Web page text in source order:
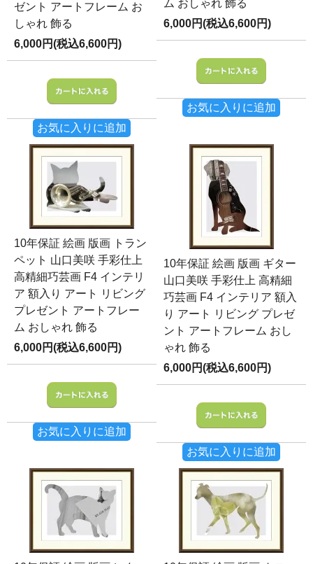
ゼント アートフレーム お
しゃれ 飾る
6,000円(税込6,600円)
お気に入りに追加
ム おしゃれ 飾る
6,000円(税込6,600円)
お気に入りに追加
10年保証 絵画 版画 トラン
ペット 山口美咲 手彩仕上
高精細巧芸画 F4 インテリ
ア 額入り アート リビング
プレゼント アートフレー
ム おしゃれ 飾る
6,000円(税込6,600円)
お気に入りに追加
10年保証 絵画 版画 ギター
山口美咲 手彩仕上 高精細
巧芸画 F4 インテリア 額入
り アート リビング プレゼ
ント アートフレーム おし
ゃれ 飾る
6,000円(税込6,600円)
お気に入りに追加